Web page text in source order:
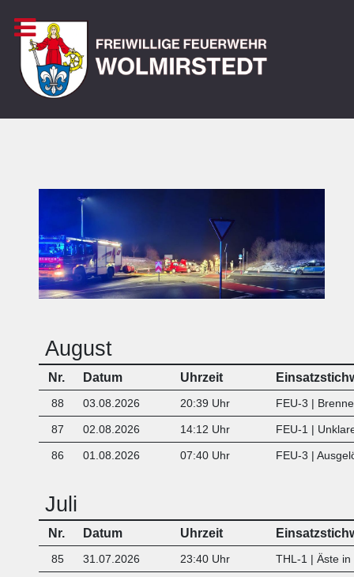
August
Nr. Datum Uhrzeit
88 03.08.2026 20:39 Uhr FEU-3 |
87 02.08.2026 14:12 Uhr FEU-1 |
86 01.08.2026 07:40 Uhr FEU-3 |
Juli
Nr. Datum Uhrzeit
85 31.07.2026 23:40 Uhr THL-1 | Äste